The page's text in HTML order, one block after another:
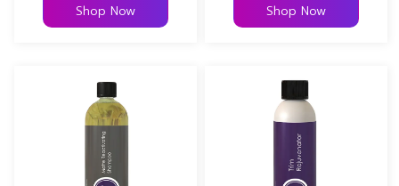
Shop Now Shop Now